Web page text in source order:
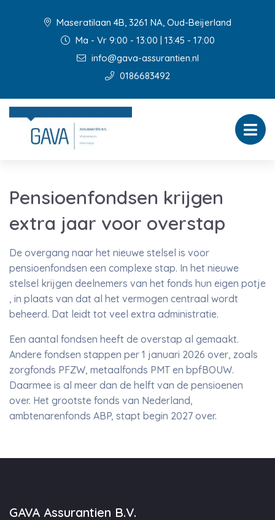
Maseratilaan 4B, 3261 NA, Oud-Beijerland
Ma - Vr 9:00 - 13:00 | 13:45 - 17:00
info@gava-assurantien.nl
0186683492
Pensioenfondsen krijgen
extra jaar voor overstap
De overgang naar het nieuwe stelsel is voor
pensioenfondsen een complexe stap. In het nieuwe
stelsel krijgen deelnemers van het fonds hun eigen potje
, in plaats van dat al het vermogen centraal wordt
beheerd. Dat leidt tot veel extra administratie.
Een aantal fondsen heeft de overstap al gemaakt.
Andere fondsen stappen per 1 januari 2026 over, zoals
zorgfonds PFZW, metaalfonds PMT en bpfBOUW.
Daarmee is al meer dan de helft van de pensioenen
over. Het grootste fonds van Nederland,
ambtenarenfonds ABP, stapt begin 2027 over.
GAVA Assurantien B.V.